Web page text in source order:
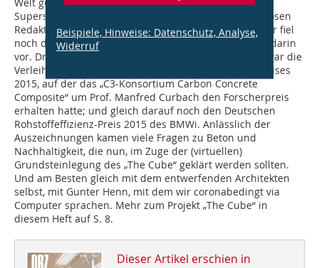
Welt gelegt: „The Cube“. Normalerweise schrecken
Supersuperlative in Betreffzeilen von Emails den seriösen
Redakteur von dem Öffnen solcher Mails ab. Doch hier fiel
noch der Name HENN und die TU Dresden kam auch darin
vor. Dresden, Carbonbeton? Da war doch etwas!? Da war die
Verleihungsfeier des 8. Deutschen Nachhaltigkeitspreises
2015, auf der das „C3-Konsortium Carbon Concrete
Composite“ um Prof. Manfred Curbach den Forscherpreis
erhalten hatte; und gleich darauf noch den Deutschen
Rohstoffeffizienz-Preis 2015 des BMWi. Anlässlich der
Auszeichnungen kamen viele Fragen zu Beton und
Nachhaltigkeit, die nun, im Zuge der (virtuellen)
Grundsteinlegung des „The Cube“ geklärt werden sollten.
Und am Besten gleich mit dem entwerfenden Architekten
selbst, mit Gunter Henn, mit dem wir coronabedingt via
Computer sprachen. Mehr zum Projekt „The Cube“ in
diesem Heft auf S. 8.
Dieser Artikel erschien in
Beispiele, Hinweise: Datenschutz, Analyse,
Widerruf